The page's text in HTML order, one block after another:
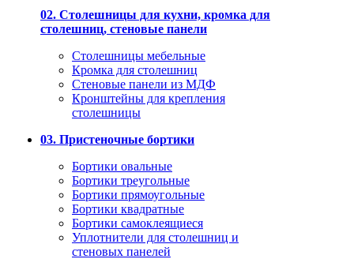
02. Столешницы для кухни, кромка для
столешниц, стеновые панели
Столешницы мебельные
Кромка для столешниц
Стеновые панели из МДФ
Кронштейны для крепления
столешницы
03. Пристеночные бортики
Бортики овальные
Бортики треугольные
Бортики прямоугольные
Бортики квадратные
Бортики самоклеящиеся
Уплотнители для столешниц и
стеновых панелей